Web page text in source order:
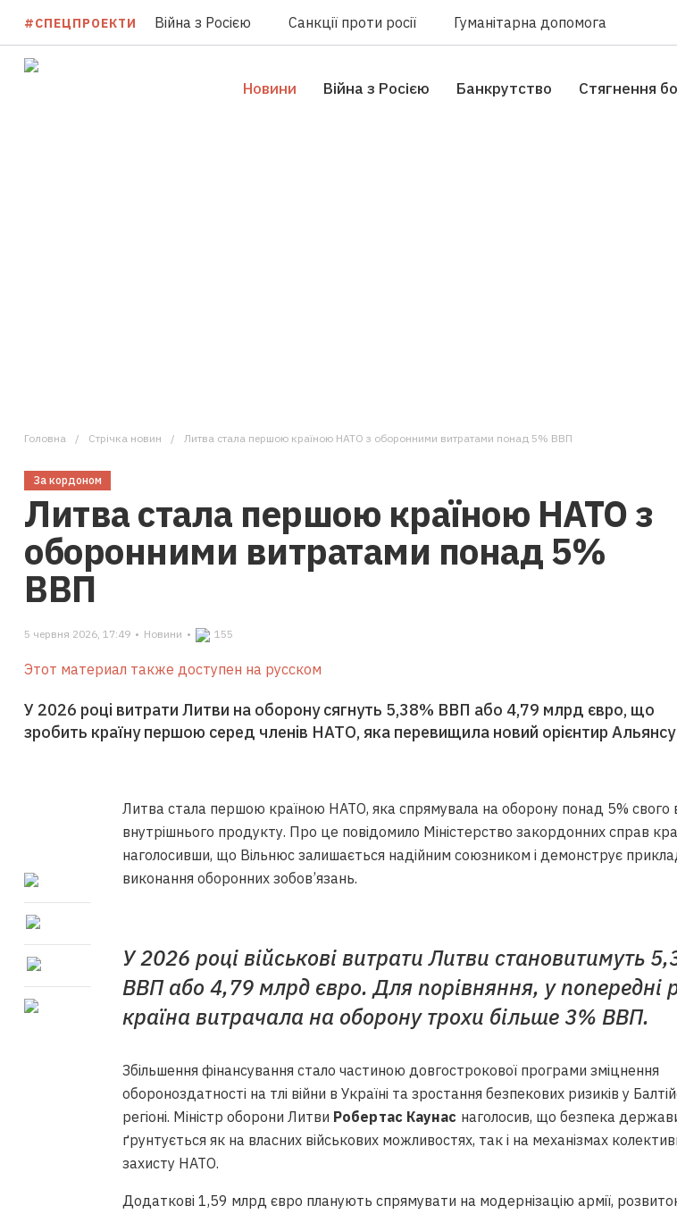
#СПЕЦПРОЕКТИ Війна з Росією Санкції проти росії Гуманітарна допомога
Новини Війна з Росією Банкрутство Стягнення
Головна Стрічка новин Литва стала першою країною НАТО з оборонними витратами понад 5% ВВП
За кордоном
Литва стала першою країною НАТО з
оборонними витратами понад 5%
ВВП
5 червня 2026, 17:49 • Новини • 155
Этот материал также доступен на русском
У 2026 році витрати Литви на оборону сягнуть 5,38% ВВП або 4,79 млрд євро, що
зробить країну першою серед членів НАТО, яка перевищила новий орієнтир Альянсу
Литва стала першою країною НАТО, яка спрямувала на оборону понад 5% свого
внутрішнього продукту. Про це повідомило Міністерство закордонних справ
наголосивши, що Вільнюс залишається надійним союзником і демонструє
виконання оборонних зобов’язань.
У 2026 році військові витрати Литви становитимуть
ВВП або 4,79 млрд євро. Для порівняння, у попередні
країна витрачала на оборону трохи більше 3% ВВП.
Збільшення фінансування стало частиною довгострокової програми зміцнення
обороноздатності на тлі війни в Україні та зростання безпекових ризиків у
регіоні. Міністр оборони Литви Робертас Каунас наголосив, що безпека
ґрунтується як на власних військових можливостях, так і на механізмах
захисту НАТО.
Додаткові 1,59 млрд євро планують спрямувати на модернізацію армії,